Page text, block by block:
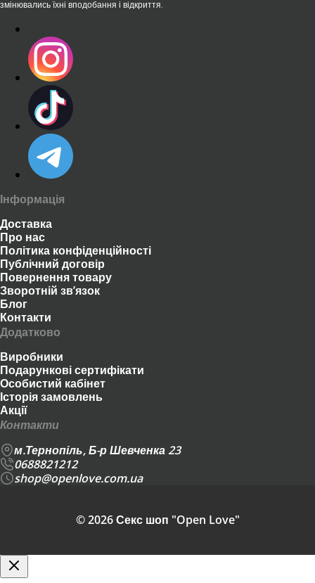
змінювались їхні вподобання і відкриття.
Інформація
Доставка
Про нас
Політика конфіденційності
Публічний договір
Повернення товару
Зворотній зв’язок
Блог
Контакти
Додатково
Виробники
Подарункові сертифікати
Особистий кабінет
Історія замовлень
Акції
Контакти
м.Тернопіль, Б-р Шевченка 23
0688821212
shop@openlove.com.ua
© 2026 Секс шоп "Open Love"